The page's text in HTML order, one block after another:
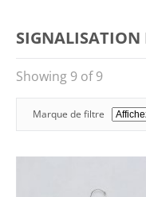
SIGNALISATION
Showing 9 of 9
Marque de filtre